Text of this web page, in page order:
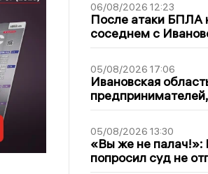
06/08/2026 12:23
После атаки БПЛА
соседнем с
05/08/2026 17:06
Ивановская
05/08/2026 13:30
«Вы же не палач!»:
попросил суд не